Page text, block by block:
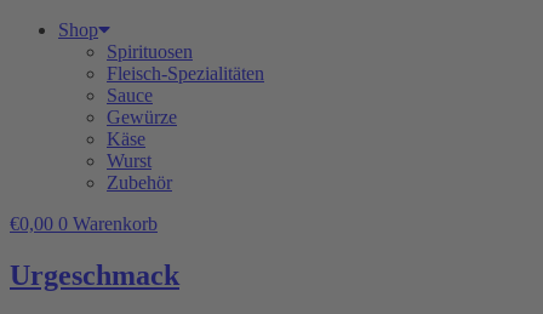
Shop
Spirituosen
Fleisch-Spezialitäten
Sauce
Gewürze
Käse
Wurst
Zubehör
€0,00 0 Warenkorb
Urgeschmack